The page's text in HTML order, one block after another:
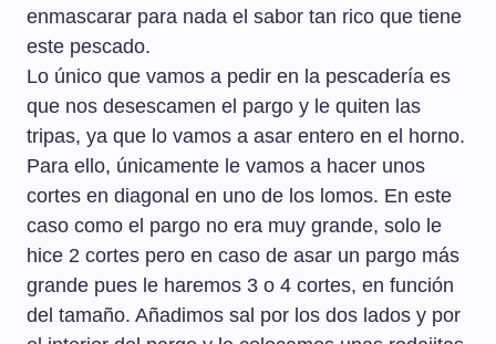
enmascarar para nada el sabor tan rico que tiene
este pescado.
Lo único que vamos a pedir en la pescadería es
que nos desescamen el pargo y le quiten las
tripas, ya que lo vamos a asar entero en el horno.
Para ello, únicamente le vamos a hacer unos
cortes en diagonal en uno de los lomos. En este
caso como el pargo no era muy grande, solo le
hice 2 cortes pero en caso de asar un pargo más
grande pues le haremos 3 o 4 cortes, en función
del tamaño. Añadimos sal por los dos lados y por